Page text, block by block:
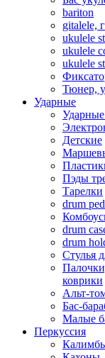
bariton
gitalele,
ukulele
ukulele
ukulele
Тюнер,
Ударные
Детские
Пэды
Тарелки
drum
drum
drum
Стулья
коврики
Альт-
Бас-
Малые
Перкуссия